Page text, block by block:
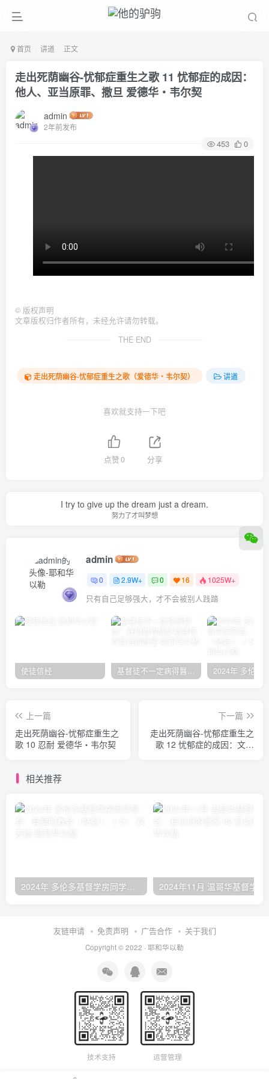
首页 讲道 正文
走出死荫幽谷-忧郁症重生之歌 11 忧郁症的成因：
他人、亚当原罪、撒旦 爱德华‧韦尔契
admin
2年前发布
453 0
© 版权声明
文章版权归作者所有，未经允许请勿转载。
THE END
走出死荫幽谷-忧郁症重生之歌（爱德华‧韦尔契） 讲道
喜欢就支持一下吧
点赞0 分享
I try to give up the dream just a dream.
努力了才叫梦想
admin
0 2.9W+ 0 16 1025W+
只有自己足够强大，才不会被别人践踏
使徒信经 基督徒不一定病得醫治？寇紹恩牧師談基督徒的醫治與盼望
上一篇
走出死荫幽谷-忧郁症重生之
歌 10 忍耐 爱德华‧韦尔契
下一篇
走出死荫幽谷-忧郁症重生之
歌 12 忧郁症的成因：文化
相关推荐
2024年 多伦多基督学房同学聚会：有福的教会（帖后1：1-5） 刘志雄
友链申请 免责声明 广告合作 关于我们
Copyright © 2022 · 耶和华以勒
技术支持 运营管理